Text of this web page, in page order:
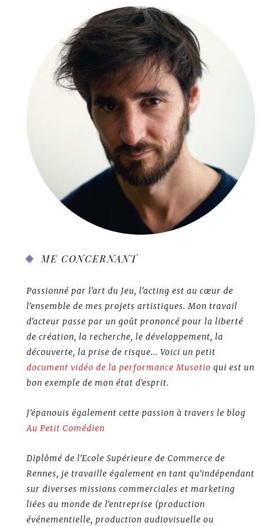
ME CONCERNANT
Passionné par l'art du Jeu, l'acting est au cœur de
l'ensemble de mes projets artistiques. Mon travail
d'acteur passe par un goût prononcé pour la liberté
de création, la recherche, le développement, la
découverte, la prise de risque... Voici un petit
document vidéo de la performance Musotio qui est un
bon exemple de mon état d'esprit.
J'épanouis également cette passion à travers le blog
Au Petit Comédien
Diplômé de l'Ecole Supérieure de Commerce de
Rennes, je travaille également en tant qu'indépendant
sur diverses missions commerciales et marketing
liées au monde de l'entreprise (production
événementielle, production audiovisuelle ou